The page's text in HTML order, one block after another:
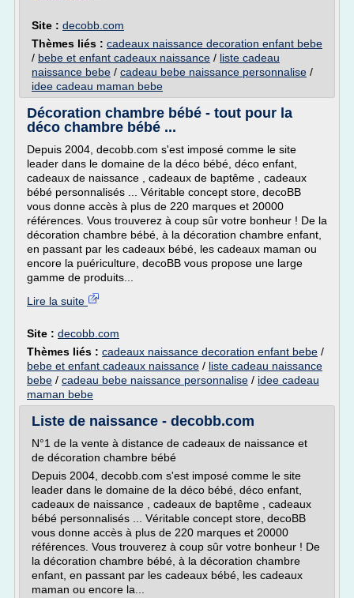
Site : decobb.com
Thèmes liés : cadeaux naissance decoration enfant bebe
/ bebe et enfant cadeaux naissance / liste cadeau
naissance bebe / cadeau bebe naissance personnalise /
idee cadeau maman bebe
Décoration chambre bébé - tout pour la
déco chambre bébé ...
Depuis 2004, decobb.com s'est imposé comme le site
leader dans le domaine de la déco bébé, déco enfant,
cadeaux de naissance , cadeaux de baptême , cadeaux
bébé personnalisés ... Véritable concept store, decoBB
vous donne accès à plus de 220 marques et 20000
références. Vous trouverez à coup sûr votre bonheur ! De la
décoration chambre bébé, à la décoration chambre enfant,
en passant par les cadeaux bébé, les cadeaux maman ou
encore la puériculture, decoBB vous propose une large
gamme de produits...
Lire la suite
Site : decobb.com
Thèmes liés : cadeaux naissance decoration enfant bebe /
bebe et enfant cadeaux naissance / liste cadeau naissance
bebe / cadeau bebe naissance personnalise / idee cadeau
maman bebe
Liste de naissance - decobb.com
N°1 de la vente à distance de cadeaux de naissance et
de décoration chambre bébé
Depuis 2004, decobb.com s'est imposé comme le site
leader dans le domaine de la déco bébé, déco enfant,
cadeaux de naissance , cadeaux de baptême , cadeaux
bébé personnalisés ... Véritable concept store, decoBB
vous donne accès à plus de 220 marques et 20000
références. Vous trouverez à coup sûr votre bonheur ! De
la décoration chambre bébé, à la décoration chambre
enfant, en passant par les cadeaux bébé, les cadeaux
maman ou encore la...